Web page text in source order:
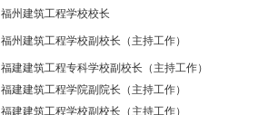
福州建筑工程学校校长
福州建筑工程学校副校长（主持工作）
福建建筑工程专科学校副校长（主持工作）
福建建筑工程学院副院长（主持工作）
福建建筑工程学校副校长（主持工作）